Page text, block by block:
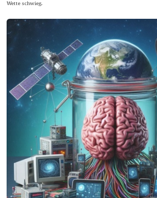
Wette schwieg.